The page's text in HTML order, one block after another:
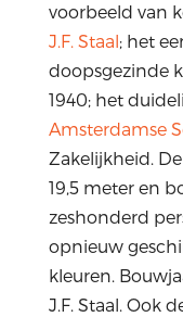
voorbeeld van
J.F. Staal; het
doopsgezinde
1940; het
Amsterdamse
Zakelijkheid.
19,5 meter en
zeshonderd
opnieuw
kleuren.
J.F. Staal. Ook